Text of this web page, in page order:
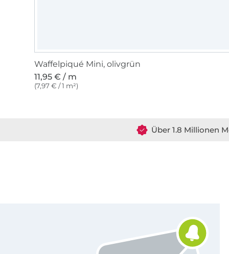
Waffelpiqué Mini, olivgrün
11,95 € / m
(7,97 € / 1 m²)
Über 1.8 Millionen